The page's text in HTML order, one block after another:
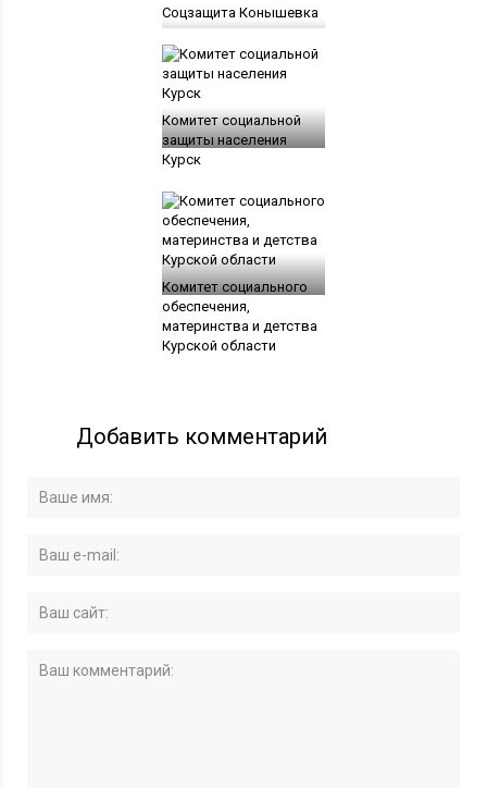
Соцзащита Конышевка
Комитет социальной
защиты населения
Курск
Комитет социального
обеспечения,
материнства и детства
Курской области
Добавить комментарий